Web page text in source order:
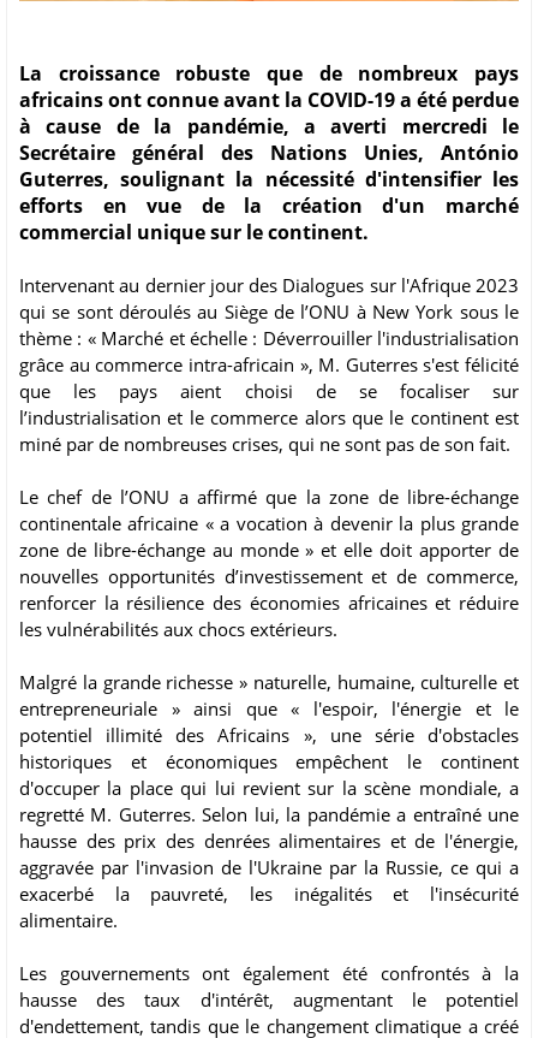
La croissance robuste que de nombreux pays
africains ont connue avant la COVID-19 a été perdue
à cause de la pandémie, a averti mercredi le
Secrétaire général des Nations Unies, António
Guterres, soulignant la nécessité d'intensifier les
efforts en vue de la création d'un marché
commercial unique sur le continent.
Intervenant au dernier jour des Dialogues sur l'Afrique 2023
qui se sont déroulés au Siège de l’ONU à New York sous le
thème : « Marché et échelle : Déverrouiller l'industrialisation
grâce au commerce intra-africain », M. Guterres s'est félicité
que les pays aient choisi de se focaliser sur
l’industrialisation et le commerce alors que le continent est
miné par de nombreuses crises, qui ne sont pas de son fait.
Le chef de l’ONU a affirmé que la zone de libre-échange
continentale africaine « a vocation à devenir la plus grande
zone de libre-échange au monde » et elle doit apporter de
nouvelles opportunités d’investissement et de commerce,
renforcer la résilience des économies africaines et réduire
les vulnérabilités aux chocs extérieurs.
Malgré la grande richesse » naturelle, humaine, culturelle et
entrepreneuriale » ainsi que « l'espoir, l'énergie et le
potentiel illimité des Africains », une série d'obstacles
historiques et économiques empêchent le continent
d'occuper la place qui lui revient sur la scène mondiale, a
regretté M. Guterres. Selon lui, la pandémie a entraîné une
hausse des prix des denrées alimentaires et de l'énergie,
aggravée par l'invasion de l'Ukraine par la Russie, ce qui a
exacerbé la pauvreté, les inégalités et l'insécurité
alimentaire.
Les gouvernements ont également été confrontés à la
hausse des taux d'intérêt, augmentant le potentiel
d'endettement, tandis que le changement climatique a créé